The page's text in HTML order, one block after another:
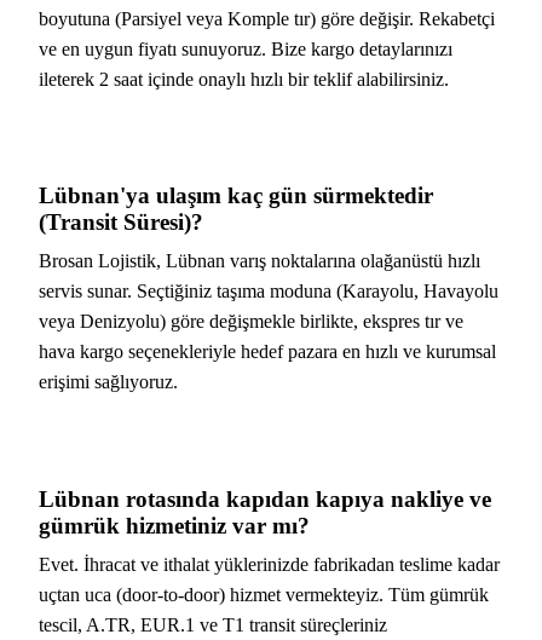
boyutuna (Parsiyel veya Komple tır) göre değişir. Rekabetçi
ve en uygun fiyatı sunuyoruz. Bize kargo detaylarınızı
ileterek 2 saat içinde onaylı hızlı bir teklif alabilirsiniz.
Lübnan'ya ulaşım kaç gün sürmektedir
(Transit Süresi)?
Brosan Lojistik, Lübnan varış noktalarına olağanüstü hızlı
servis sunar. Seçtiğiniz taşıma moduna (Karayolu, Havayolu
veya Denizyolu) göre değişmekle birlikte, ekspres tır ve
hava kargo seçenekleriyle hedef pazara en hızlı ve kurumsal
erişimi sağlıyoruz.
Lübnan rotasında kapıdan kapıya nakliye ve
gümrük hizmetiniz var mı?
Evet. İhracat ve ithalat yüklerinizde fabrikadan teslime kadar
uçtan uca (door-to-door) hizmet vermekteyiz. Tüm gümrük
tescil, A.TR, EUR.1 ve T1 transit süreçleriniz